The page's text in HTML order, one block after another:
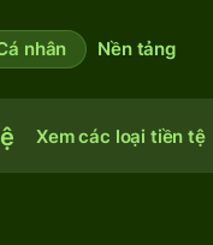
nhân Nền tảng
Xem các loại tiền tệ